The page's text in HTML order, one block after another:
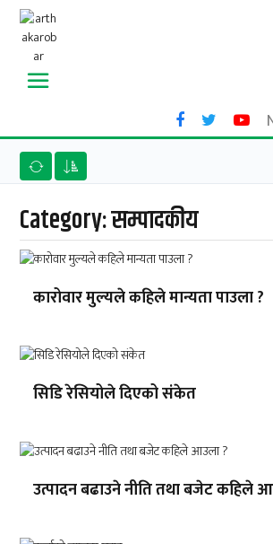
Category:सम्पादकीय
कारोवार मुल्यले कहिले मान्यता पाउला ?
सिडि रेसियोले दिएको संकेत
उत्पादन बढाउने नीति तथा बजेट कहिले